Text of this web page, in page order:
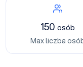
150 osób
Max liczba